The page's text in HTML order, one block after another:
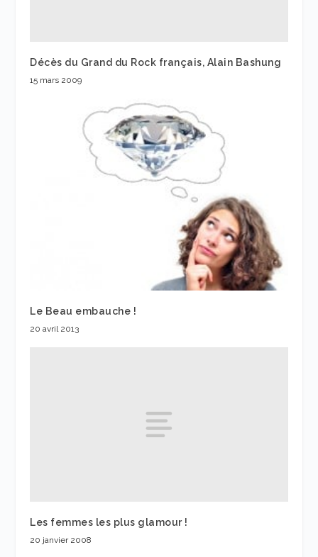
Décès du Grand du Rock français, Alain Bashung
15 mars 2009
Le Beau embauche !
20 avril 2013
Les femmes les plus glamour !
20 janvier 2008